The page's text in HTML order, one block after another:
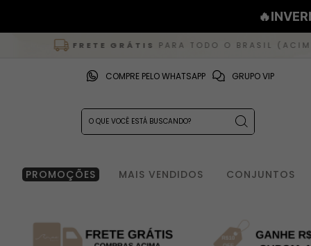
FRETE GRÁTISPARA TODO O BRASIL (ACIMA DE R$
COMPRE PELO WHATSAPP GRUPO VIP
PROMOÇÕES MAIS VENDIDOS CONJUNTOS